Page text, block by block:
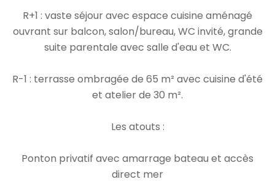
R+1 : vaste séjour avec espace cuisine aménagé
ouvrant sur balcon, salon/bureau, WC invité, grande
suite parentale avec salle d'eau et WC.
R-1 : terrasse ombragée de 65 m² avec cuisine d'été
et atelier de 30 m².
Les atouts :
Ponton privatif avec amarrage bateau et accès
direct mer